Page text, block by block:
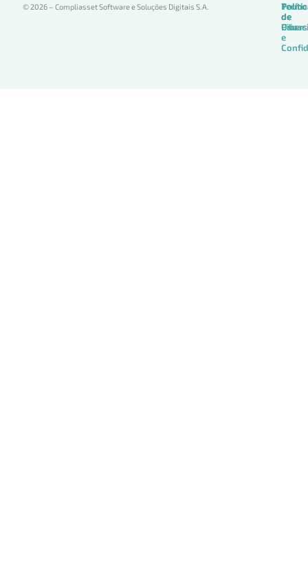
© 2026 – Compliasset Software e Soluções Digitais S.A.
de
Uso
de
de
e